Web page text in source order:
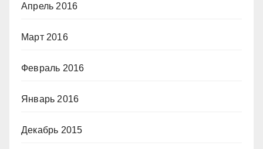
Апрель 2016
Март 2016
Февраль 2016
Январь 2016
Декабрь 2015